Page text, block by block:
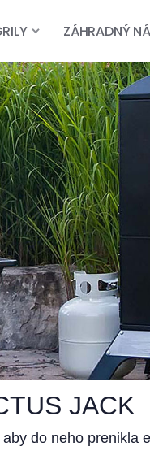
ZÁHRADNÝ
JACK
do neho prenikla